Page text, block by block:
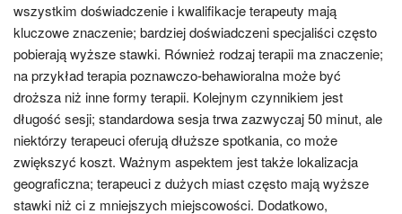
wszystkim doświadczenie i kwalifikacje terapeuty mają
kluczowe znaczenie; bardziej doświadczeni specjaliści często
pobierają wyższe stawki. Również rodzaj terapii ma znaczenie;
na przykład terapia poznawczo-behawioralna może być
droższa niż inne formy terapii. Kolejnym czynnikiem jest
długość sesji; standardowa sesja trwa zazwyczaj 50 minut, ale
niektórzy terapeuci oferują dłuższe spotkania, co może
zwiększyć koszt. Ważnym aspektem jest także lokalizacja
geograficzna; terapeuci z dużych miast często mają wyższe
stawki niż ci z mniejszych miejscowości. Dodatkowo,